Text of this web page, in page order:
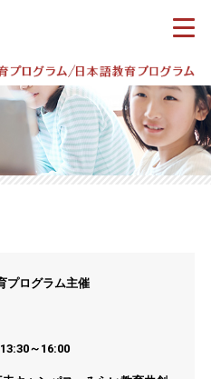
プログラム主催
～16:00